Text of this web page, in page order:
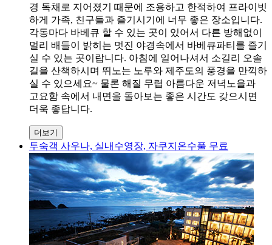
경 독채로 지어졌기 때문에 조용하고 한적하여 프라이빗
하게 가족, 친구들과 즐기시기에 너무 좋은 장소입니다.
각동마다 바베큐 할 수 있는 곳이 있어서 다른 방해없이
멀리 배들이 밝히는 멋진 야경속에서 바베큐파티를 즐기
실 수 있는 곳이랍니다. 아침에 일어나셔서 소길리 오솔
길을 산책하시며 뛰노는 노루와 제주도의 풍경을 만끽하
실 수 있으세요~ 물론 해질 무렵 아름다운 저녁노을과
고요함 속에서 내면을 돌아보는 좋은 시간도 갖으시면
더욱 좋답니다.
더보기
투숙객 사우나, 실내수영장, 자쿠지온수풀 무료